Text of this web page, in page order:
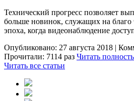
Технический прогресс позволяет
больше новинок, служащих на благо
эпоха, когда видеонаблюдение
Опубликовано: 27 августа 2018 |
Прочитали: 7114 раз Читать
Читать все статьи